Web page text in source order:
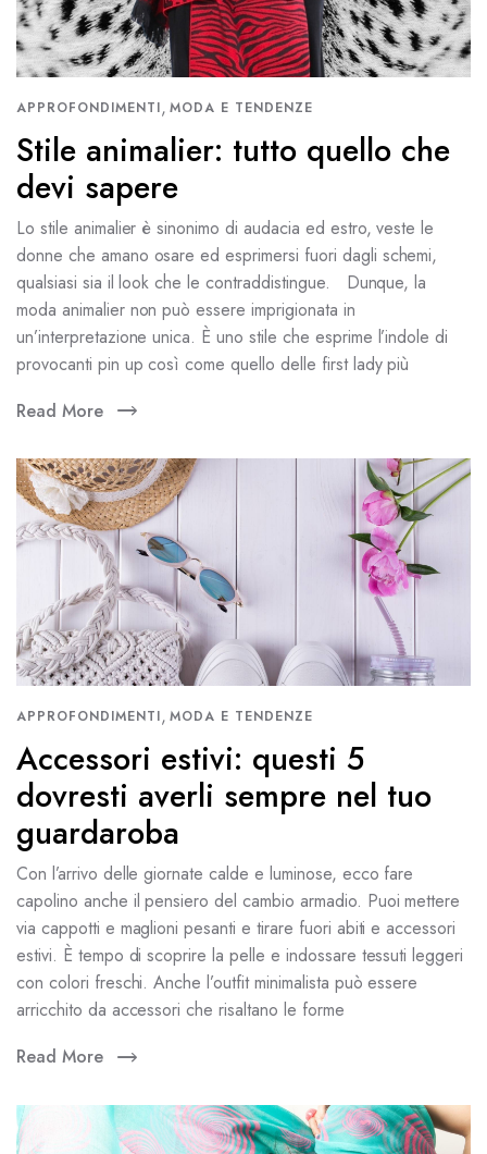
APPROFONDIMENTI, MODA E TENDENZE
Stile animalier: tutto quello che
devi sapere
Lo stile animalier è sinonimo di audacia ed estro, veste le
donne che amano osare ed esprimersi fuori dagli schemi,
qualsiasi sia il look che le contraddistingue. Dunque, la
moda animalier non può essere imprigionata in
un’interpretazione unica. È uno stile che esprime l’indole di
provocanti pin up così come quello delle first lady più
Read More
APPROFONDIMENTI, MODA E TENDENZE
Accessori estivi: questi 5
dovresti averli sempre nel tuo
guardaroba
Con l’arrivo delle giornate calde e luminose, ecco fare
capolino anche il pensiero del cambio armadio. Puoi mettere
via cappotti e maglioni pesanti e tirare fuori abiti e accessori
estivi. È tempo di scoprire la pelle e indossare tessuti leggeri
con colori freschi. Anche l’outfit minimalista può essere
arricchito da accessori che risaltano le forme
Read More